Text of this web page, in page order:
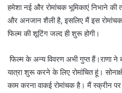
हमेशा नई और रोमांचक भूमिकाएं निभाने
और अनजान शैली है, इसलिए मैं इस
फिल्म की शूटिंग जल्द ही शुरू होगी।
फिल्म के अन्य विवरण अभी गुप्त हैं।राणा ने
यात्रा शुरू करने के लिए रोमांचित हूं।
काम करना वाकई रोमांचक है। मैं स्क्रीन